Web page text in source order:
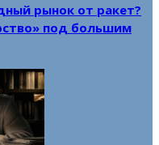
рынок от ракет?
под большим